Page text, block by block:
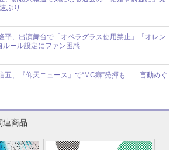
ぶり
平、出演舞台で「オペラグラス使用禁止」「オレン
ルール設定にファン困惑
五、『仰天ニュース』で“MC癖”発揮も……言動めぐ
連商品